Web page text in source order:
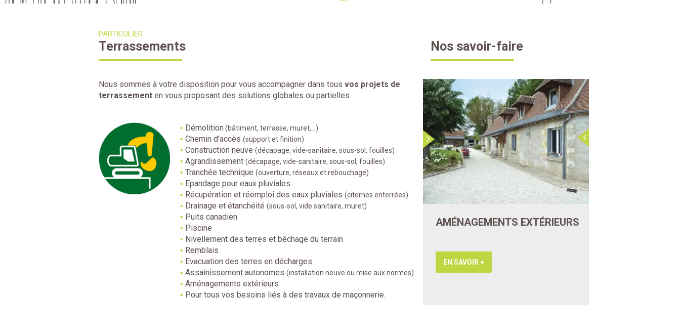
PARTICULIER
Terrassements
Nous sommes à votre disposition pour vous accompagner dans tous vos projets de
terrassementen vous proposant des solutions globales ou partielles.
Démolition (bâtiment, terrasse, muret,…)
Chemin d’accès(support et finition)
Construction neuve(décapage, vide-sanitaire, sous-sol, fouilles)
Agrandissement(décapage, vide-sanitaire, sous-sol, fouilles)
Tranchée technique(ouverture, réseaux et rebouchage)
Epandage pour eaux pluviales.
Récupération et réemploi des eaux pluviales(citernes enterrées)
Drainage et étanchéité(sous-sol, vide sanitaire, muret)
Puits canadien
Piscine
Nivellement des terres et bêchage du terrain
Remblais
Evacuation des terres en décharges
Assainissement autonomes(installation neuve ou mise aux normes)
Aménagements extérieurs
Pour tous vos besoins liés à des travaux de maçonnerie.
Nos savoir-faire
AVEC OPERATEUR
EN SAVOIR +
AMÉNAGEMENTS EXTÉRIEURS
EN SAVOIR +